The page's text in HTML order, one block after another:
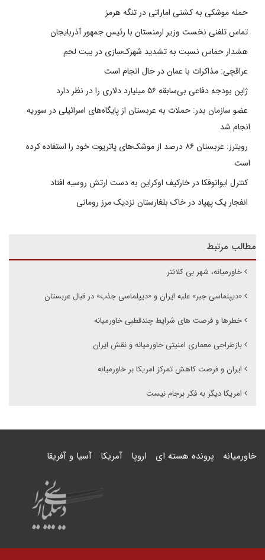
حمله موشکی به کشتی اماراتی در تنگه هرمز
تماس تلفنی نخست وزیر ارمنستان با رئیس جمهور آذربایجان
هشدار حماس نسبت به تشدید شهرک‌سازی در بیت‌ لحم
عراقچی: مذاکرات با عمان در حال انجام است
ژاپن بودجه دفاعی بی‌سابقه ۵۶ میلیارد دلاری را در نظر دارد
عضو سازمان بدر: حملات به عربستان از پایگاه‌های اسرائیلی در سوریه
انجام شد
رویترز: عربستان ۸۶ درصد از موشک‌های پاتریوت خود را استفاده کرده
است
کنترل ایوانوفکا در خارکیف اوکراین به دست ارتش روسیه افتاد
انفجار یک پهپاد در خاک بلغارستان نزدیک مرز رومانی
مطالب مرتبط
خاورمیانه، شهر بی کلانتر
«دیپلماسی جبر» علیه ایران و «دیپلماسی جذب» در قبال عربستان
خطرها و فرصت های شرایط چندقطبی خاورمیانه
بازطراحی معماری امنیتی خاورمیانه و نقش ایران
ایران و فرصت کاهش تمرکز امریکا بر خاورمیانه
امریکا دیگر به فکر برجام نیست
خاورمیانه پرونده هسته ای اروپا آمریکا آسیا و آفریقا